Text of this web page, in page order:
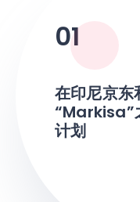
01
在印尼京
“Markisa”
计划